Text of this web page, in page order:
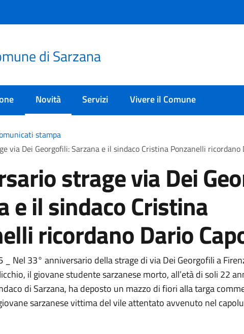
di Sarzana
Novità Servizi Vivere il Comune
stampa
via Dei Georgofili: Sarzana e il sindaco Cristina Ponzanelli ricordano
strage via Dei
e il sindaco Cristina
ricordano Dario
_ Nel 33° anniversario della strage di via Dei Georgofili a
il giovane studente sarzanese morto, all’età di soli 22
di Sarzana, ha deposto un mazzo di fiori alla targa
sarzanese vittima del vile attentato avvenuto nel